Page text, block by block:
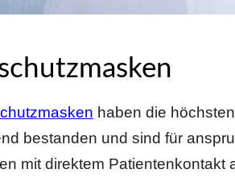
haben die
bestanden und sind für
mit direktem Patientenkontakt